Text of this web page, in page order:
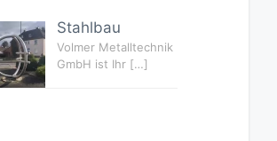
Stahlbau
Volmer Metalltechnik
GmbH ist Ihr […]